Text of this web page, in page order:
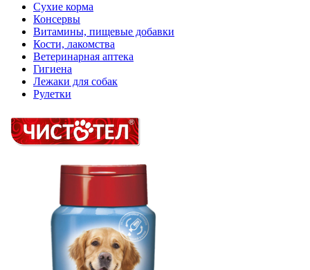
Сухие корма
Консервы
Витамины, пищевые добавки
Кости, лакомства
Ветеринарная аптека
Гигиена
Лежаки для собак
Рулетки